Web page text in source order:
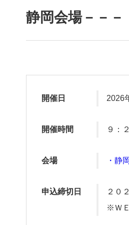
静岡会場－－－
開催日 2026
開催時間 ９：
会場 ・静
申込締切日
２０
※Ｗ